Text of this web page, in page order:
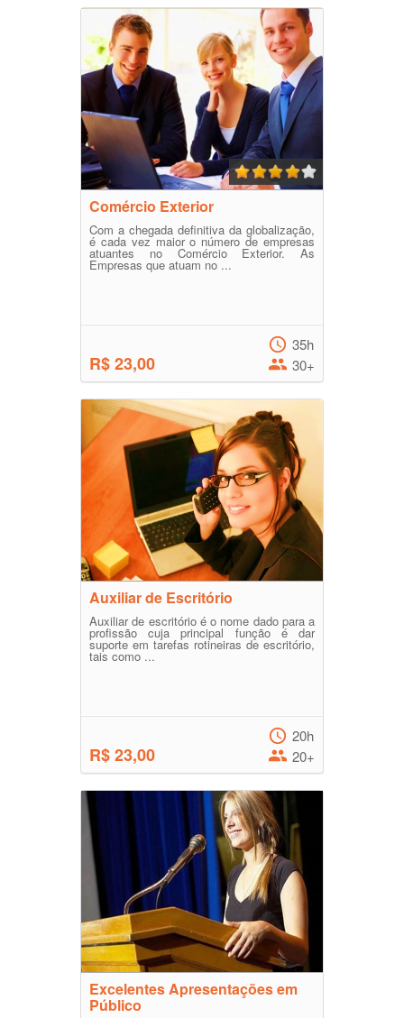
Comércio Exterior
Com a chegada definitiva da globalização,
é cada vez maior o número de empresas
atuantes no Comércio Exterior. As
Empresas que atuam no ...
R$ 23,00
35h
30+
Auxiliar de Escritório
Auxiliar de escritório é o nome dado para a
profissão cuja principal função é dar
suporte em tarefas rotineiras de escritório,
tais como ...
R$ 23,00
20h
20+
Excelentes Apresentações em
Público